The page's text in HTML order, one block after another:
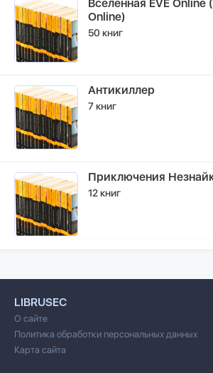
Вселенная EVE Online
Online)
50 книг
Антикиллер
7 книг
Приключения
12 книг
LIBRUSEC
О сайте
Политика обработки персональных данных
Карта сайта